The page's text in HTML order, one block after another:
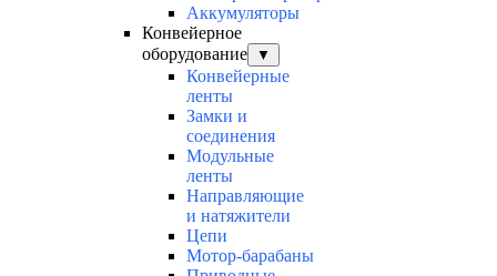
Аккумуляторы
Конвейерное
оборудование
▼
Конвейерные
ленты
Замки и
соединения
Модульные
ленты
Направляющие
и натяжители
Цепи
Мотор-барабаны